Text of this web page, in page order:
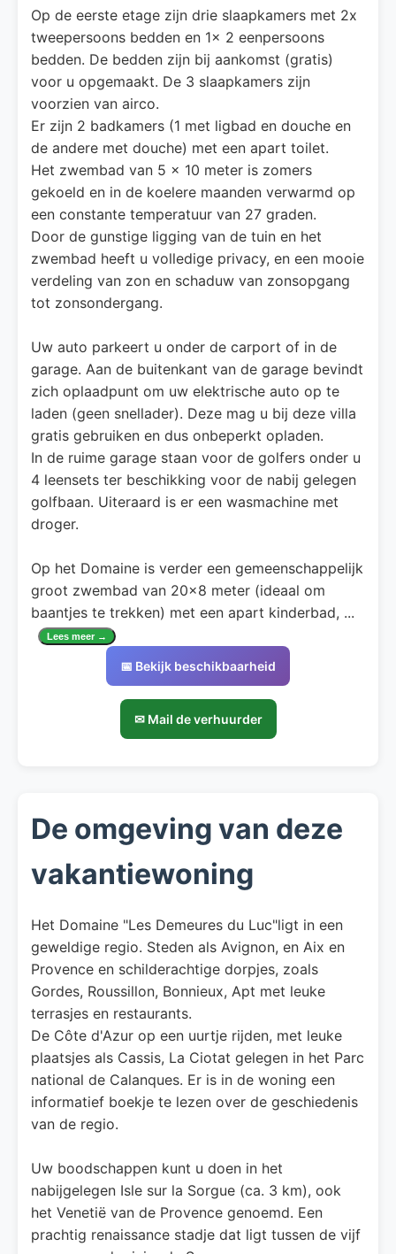
Op de eerste etage zijn drie slaapkamers met 2x
tweepersoons bedden en 1x 2 eenpersoons
bedden. De bedden zijn bij aankomst (gratis)
voor u opgemaakt. De 3 slaapkamers zijn
voorzien van airco.
Er zijn 2 badkamers (1 met ligbad en douche en
de andere met douche) met een apart toilet.
Het zwembad van 5 x 10 meter is zomers
gekoeld en in de koelere maanden verwarmd op
een constante temperatuur van 27 graden.
Door de gunstige ligging van de tuin en het
zwembad heeft u volledige privacy, en een mooie
verdeling van zon en schaduw van zonsopgang
tot zonsondergang.
Uw auto parkeert u onder de carport of in de
garage. Aan de buitenkant van de garage bevindt
zich oplaadpunt om uw elektrische auto op te
laden (geen snellader). Deze mag u bij deze villa
gratis gebruiken en dus onbeperkt opladen.
In de ruime garage staan voor de golfers onder u
4 leensets ter beschikking voor de nabij gelegen
golfbaan. Uiteraard is er een wasmachine met
droger.
Op het Domaine is verder een gemeenschappelijk
groot zwembad van 20x8 meter (ideaal om
baantjes te trekken) met een apart kinderbad, ...
Lees meer →
📅 Bekijk beschikbaarheid
✉ Mail de verhuurder
De omgeving van deze
vakantiewoning
Het Domaine "Les Demeures du Luc"ligt in een
geweldige regio. Steden als Avignon, en Aix en
Provence en schilderachtige dorpjes, zoals
Gordes, Roussillon, Bonnieux, Apt met leuke
terrasjes en restaurants.
De Côte d'Azur op een uurtje rijden, met leuke
plaatsjes als Cassis, La Ciotat gelegen in het Parc
national de Calanques. Er is in de woning een
informatief boekje te lezen over de geschiedenis
van de regio.
Uw boodschappen kunt u doen in het
nabijgelegen Isle sur la Sorgue (ca. 3 km), ook
het Venetië van de Provence genoemd. Een
prachtig renaissance stadje dat ligt tussen de vijf